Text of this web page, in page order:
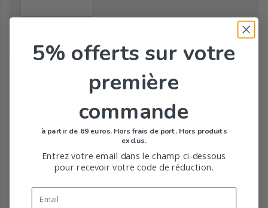
Tous les produits de la marque
5% offerts sur votre
première
commande
à partir de 69 euros. Hors frais de port. Hors produits
exclus.
Entrez votre email dans le champ ci-dessous
pour recevoir votre code de réduction.